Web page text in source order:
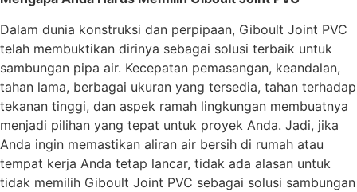
Dalam dunia konstruksi dan perpipaan, Giboult Joint PVC
telah membuktikan dirinya sebagai solusi terbaik untuk
sambungan pipa air. Kecepatan pemasangan, keandalan,
tahan lama, berbagai ukuran yang tersedia, tahan terhadap
tekanan tinggi, dan aspek ramah lingkungan membuatnya
menjadi pilihan yang tepat untuk proyek Anda. Jadi, jika
Anda ingin memastikan aliran air bersih di rumah atau
tempat kerja Anda tetap lancar, tidak ada alasan untuk
tidak memilih Giboult Joint PVC sebagai solusi sambungan